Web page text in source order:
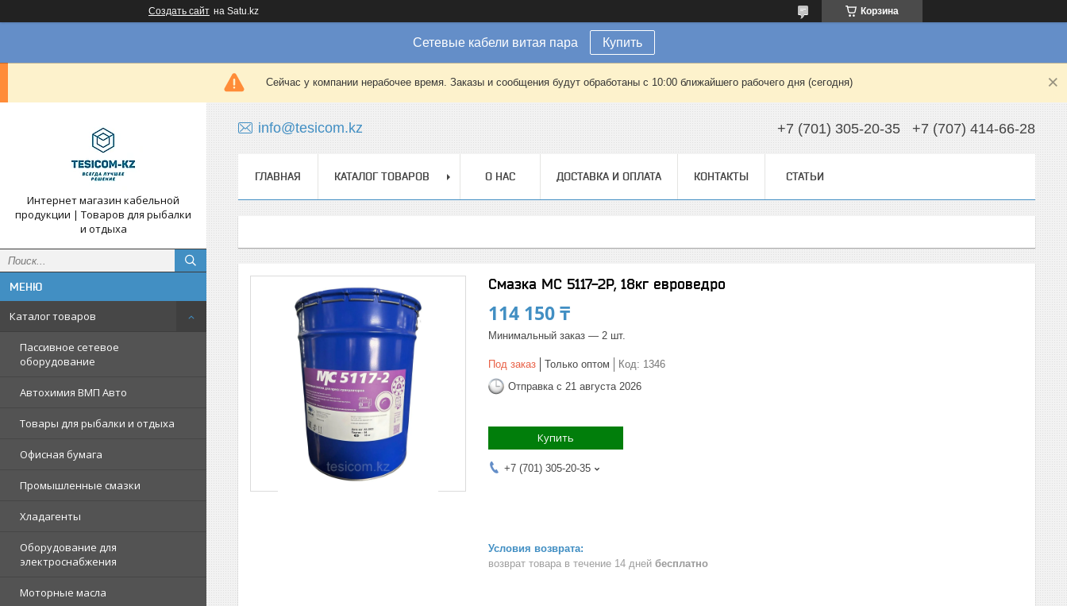
Создать сайт на Satu.kz Корзина
Сетевые кабели витая пара Купить
Сейчас у компании нерабочее время. Заказы и сообщения будут обработаны с 10:00 ближайшего рабочего дня (сегодня)
Интернет магазин кабельной
продукции | Товаров для рыбалки
и отдыха
Каталог товаров
Пассивное сетевое
оборудование
Автохимия ВМП Авто
Товары для рыбалки и отдыха
Офисная бумага
Промышленные смазки
Хладагенты
Оборудование для
электроснабжения
Моторные масла
info@tesicom.kz +7 (701) 305-20-35 +7 (707) 414-66-28
ГЛАВНАЯ КАТАЛОГ ТОВАРОВ О НАС ДОСТАВКА И ОПЛАТА КОНТАКТЫ СТАТЬИ
Смазка МС 5117-2P, 18кг евроведро
114 150 ₸
Минимальный заказ — 2 шт.
Под заказ Только оптом Код: 1346
Отправка с 21 августа 2026
Купить
+7 (701) 305-20-35
возврат товара в течение 14 дней бесплатно